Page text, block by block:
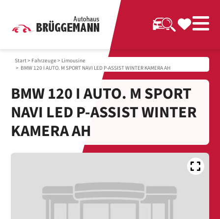
Start> Fahrzeuge > Limousine
> BMW 120 I AUTO. M SPORT NAVI LED P-ASSIST WINTER KAMERA AH
BMW 120 I AUTO. M SPORT
NAVI LED P-ASSIST WINTER
KAMERA AH